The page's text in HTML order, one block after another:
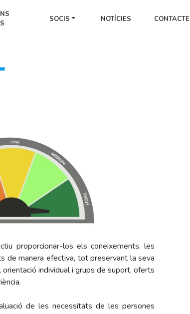
SOCIS NOTÍCIES CONTACTE
proporcionar-los els coneixements, les
de manera efectiva, tot preservant la seva
individual i grups de suport, oferts
de les necessitats de les persones